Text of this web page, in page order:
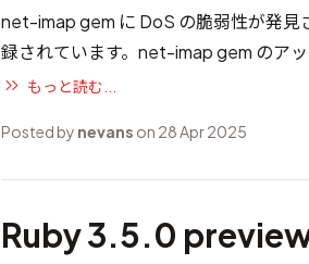
net-imap gem に DoS の脆弱性が発見
録されています。net-imap gem のアッ
もっと読む...
Posted by nevans on 28 Apr 2025
Ruby 3.5.0